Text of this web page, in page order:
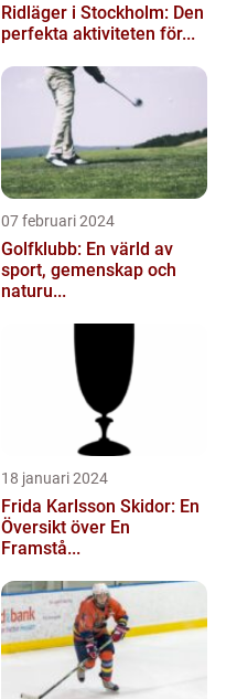
Ridläger i Stockholm: Den
perfekta aktiviteten för...
07 februari 2024
Golfklubb: En värld av
sport, gemenskap och
naturu...
18 januari 2024
Frida Karlsson Skidor: En
Översikt över En
Framstå...